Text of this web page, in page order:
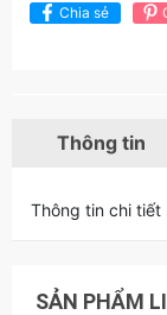
Chia sẻ
Thông tin
Thông tin chi
SẢN PHẨM